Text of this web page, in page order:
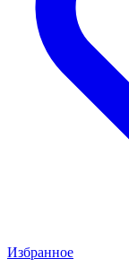
Избранное